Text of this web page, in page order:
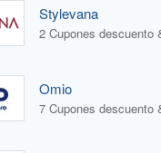
Stylevana
Omio